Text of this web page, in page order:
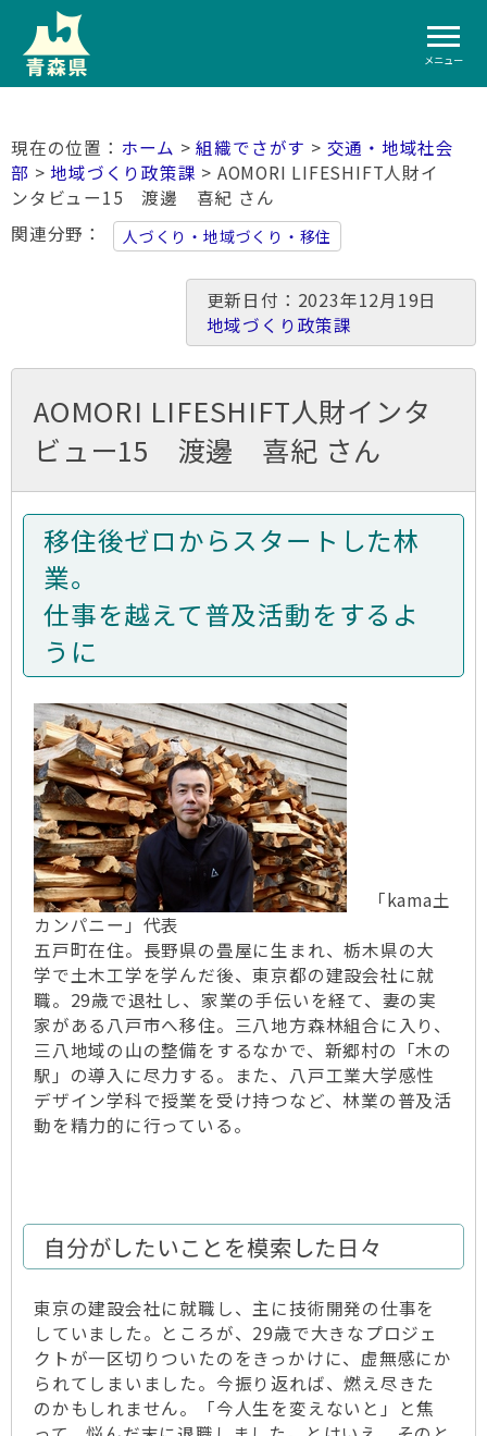
メニュー
ホーム >組織でさがす > 交通・地域社会
部 >地域づくり政策課 > AOMORI LIFESHIFT人財イ
ンタビュー15 渡邊 喜紀 さん
関連分野
人づくり・地域づくり・移住
更新日付：2023年12月19日
地域づくり政策課
AOMORI LIFESHIFT人財インタ
ビュー15 渡邊 喜紀 さん
移住後ゼロからスタートした林
業。
仕事を越えて普及活動をするよ
うに
「kama土
カンパニー」代表
五戸町在住。長野県の畳屋に生まれ、栃木県の大
学で土木工学を学んだ後、東京都の建設会社に就
職。29歳で退社し、家業の手伝いを経て、妻の実
家がある八戸市へ移住。三八地方森林組合に入り、
三八地域の山の整備をするなかで、新郷村の「木の
駅」の導入に尽力する。また、八戸工業大学感性
デザイン学科で授業を受け持つなど、林業の普及活
動を精力的に行っている。
自分がしたいことを模索した日々
東京の建設会社に就職し、主に技術開発の仕事を
していました。ところが、29歳で大きなプロジェ
クトが一区切りついたのをきっかけに、虚無感にか
られてしまいました。今振り返れば、燃え尽きた
のかもしれません。「今人生を変えないと」と焦